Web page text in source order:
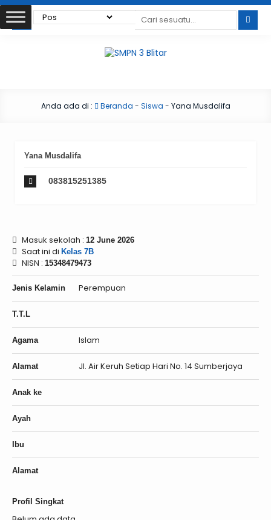
Anda ada di : Beranda - Siswa - Yana Musdalifa
Yana Musdalifa
083815251385
Masuk sekolah : 12 June 2026
Saat ini di Kelas 7B
NISN : 15348479473
Jenis Kelamin Perempuan
T.T.L
Agama Islam
Alamat Jl. Air Keruh Setiap Hari No. 14 Sumberjaya
Anak ke
Ayah
Ibu
Alamat
Profil Singkat